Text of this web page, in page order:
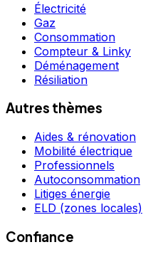
Électricité
Gaz
Consommation
Compteur & Linky
Déménagement
Résiliation
Autres thèmes
Aides & rénovation
Mobilité électrique
Professionnels
Autoconsommation
Litiges énergie
ELD (zones locales)
Confiance